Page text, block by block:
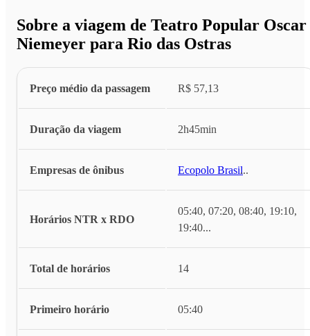
Sobre a viagem de Teatro Popular Oscar
Niemeyer para Rio das Ostras
Preço médio da passagem R$ 57,13
Duração da viagem 2h45min
Empresas de ônibus Ecopolo Brasil...
Horários NTR x RDO
05:40, 07:20, 08:40, 19:10,
19:40...
Total de horários 14
Primeiro horário 05:40